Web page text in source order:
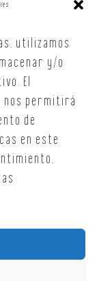
utilizamos
y/o
El
nos permitirá
de
en este